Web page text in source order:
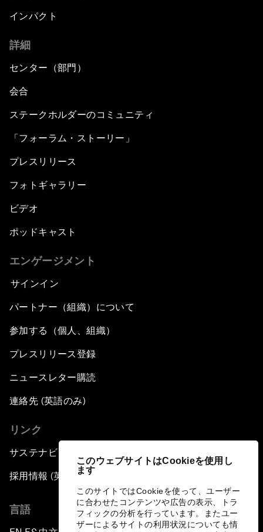
このウェブサイトはCookieを使用し
ます
このサイトではCookieを使って、ユーザー
に合わせたコンテンツや広告の表示、トラ
フィックの分析を行っています。またユー
ザーによるサイトの利用状況についても情
インパクト
詳細
センター（部門）
会合
ステークホルダーのコミュニティ
「フォーラム・ストーリー」
プレスリリース
フォトギャラリー
ビデオ
ポッドキャスト
エンゲージメント
サインイン
パートナー（組織）について
参加する（個人、組織）
プレスリリース登録
ニュースレター購読
連絡先 (英語のみ)
リンク
サステナビリティへの取り組み
採用情報 (英語のみ)
言語